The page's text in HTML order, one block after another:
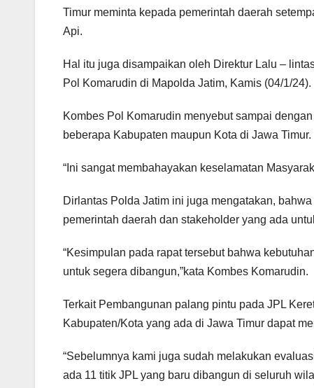
Timur meminta kepada pemerintah daerah
Api.
Hal itu juga disampaikan oleh Direktur Lalu –
Pol Komarudin di Mapolda Jatim, Kamis (04/1/24).
Kombes Pol Komarudin menyebut sampai
beberapa Kabupaten maupun Kota di Jawa Timur.
“Ini sangat membahayakan keselamatan
Dirlantas Polda Jatim ini juga mengatakan,
pemerintah daerah dan stakeholder yang ada
“Kesimpulan pada rapat tersebut bahwa
untuk segera dibangun,”kata Kombes Komarudin.
Terkait Pembangunan palang pintu pada JPL
Kabupaten/Kota yang ada di Jawa Timur dapat
“Sebelumnya kami juga sudah melakukan
ada 11 titik JPL yang baru dibangun di seluruh